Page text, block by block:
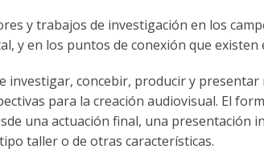
y trabajos de investigación en los
y en los puntos de conexión que
concebir, producir y presentar
para la creación audiovisual. El
una actuación final, una presentación
taller o de otras características.